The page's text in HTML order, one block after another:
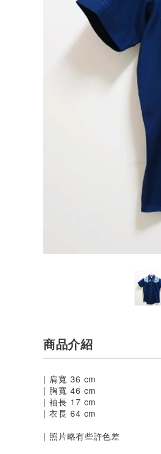
商品介紹
| 肩寬 36 cm
| 胸寬 46 cm
| 袖長 17 cm
| 衣長 64 cm
| 照片略有些許色差